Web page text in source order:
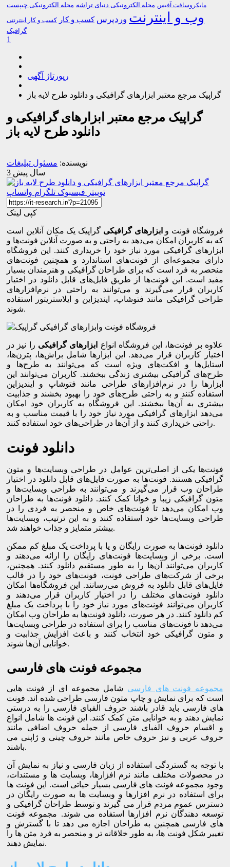
مایکروسافت آفیس مجله الکترونیکی دنیای تراشه مجله الکترونیکی چیپست
وب و اینترنت وردپرس کسب و کار کسب و کار اینترنتی
گرافیک
1
رپورتاژ آگهی
گراپیک مرجع معتبر ابزارهای گرافیکی و دانلود طرح لایه باز
گراپیک مرجع معتبر ابزارهای گرافیکی و
دانلود طرح لایه باز
نویسنده: مسئول تبلیغات
3 سال پیش
توییتر فیسبوک تلگرام واتساپ
کپی لینک
فروشگاه فونت و ابزارهای گرافیکی گراپیک یک مکان آنلاین است
که به کاربران امکان می‌دهد به راحتی و به صورت آنلاین فونت‌ها و
ابزارهای گرافیکی مورد نیاز خود را خریداری کنند. این فروشگاه
دارای مجموعه‌ای از فونت‌های استاندارد و همچنین فونت‌های
منحصر به فرد است که برای طراحان گرافیکی و هنرمندان بسیار
مفید است. این فونت‌ها از طریق فایل‌های قابل دانلود در اختیار
کاربران قرار می‌گیرند و می‌توانند به راحتی در نرم‌افزارهای
طراحی گرافیکی مانند فتوشاپ، ایندیزاین و ایلاستریتور استفاده
شوند.
علاوه بر فونت‌ها، این فروشگاه انواع ابزارهای گرافیکی را نیز در
اختیار کاربران قرار می‌دهد. این ابزارها شامل براش‌ها، پترن‌ها،
استایل‌ها و افکت‌های ویژه است که می‌توانند به طرح‌ها و
طرح‌های گرافیکی بیشتری زندگی ببخشند. کاربران می‌توانند این
ابزارها را در نرم‌افزارهای طراحی مانند فتوشاپ و ایندیزاین
استفاده کنند و به راحتی طرح‌های خود را بهبود بخشند و جذابیت
بیشتری به آن‌ها ببخشند. این فروشگاه به کاربران خود امکان
می‌دهد ابزارهای گرافیکی مورد نیاز خود را با قیمت مناسب و به
راحتی خریداری کنند و از آن‌ها در طراحی‌های خود استفاده کنند.
دانلود فونت
فونت‌ها یکی از اصلی‌ترین عوامل در طراحی وبسایت‌ها و متون
گرافیکی هستند. فونت‌ها به صورت فایل‌های قابل دانلود در اختیار
طراحان وب قرار می‌گیرند و می‌توانند به طراحی وبسایت‌ها و
متون گرافیکی زیبا و خوانا کمک کنند. دانلود فونت‌ها به طراحان
وب امکان می‌دهد تا فونت‌های خاص و منحصر به فردی را در
طراحی وبسایت‌ها خود استفاده کنند و به این ترتیب، وبسایت‌ها
بیشتر متمایز و جذاب خواهند شد.
دانلود فونت‌ها به صورت رایگان و یا با پرداخت یک مبلغ کم ممکن
است. برخی از وبسایت‌ها فونت‌های رایگان را ارائه می‌دهند و
کاربران می‌توانند آن‌ها را به طور مستقیم دانلود کنند. همچنین،
برخی از شرکت‌های طراحی فونت، فونت‌های خود را در قالب
فایل‌های قابل دانلود به فروش می‌رسانند. این فروشگاه‌ها امکان
دانلود فونت‌های مختلف را در اختیار کاربران قرار می‌دهند و
کاربران می‌توانند فونت‌های مورد نیاز خود را با پرداخت یک مبلغ
کم دانلود کنند. در هر صورت، دانلود فونت‌ها به طراحان وب امکان
می‌دهد تا فونت‌های مناسب را برای استفاده در طراحی وبسایت‌ها
و متون گرافیکی خود انتخاب کنند و باعث افزایش جذابیت و
خوانایی آن‌ها شوند.
مجموعه فونت های فارسی
مجموعه فونت های فارسی شامل مجموعه ای از فونت هایی
است که برای نمایش و چاپ متون فارسی طراحی شده اند. فونت
های فارسی باید قادر باشند حروف الفبای فارسی را به درستی
نمایش دهند و به خوانایی متن کمک کنند. این فونت ها شامل انواع
و اقسام حروف الفبای فارسی از جمله حروف اضافی مانند
حروف عربی و نیز حروف خاص مانند حروف چینی و ژاپنی می
باشند.
با توجه به گستردگی استفاده از زبان فارسی و نیاز به نمایش آن
در محصولات مختلف مانند نرم افزارها، وبسایت ها و مستندات،
وجود مجموعه فونت های فارسی بسیار حیاتی است. این فونت ها
برای استفاده در نرم افزارها و وبسایت ها به صورت رایگان در
دسترس عموم مردم قرار می گیرند و توسط طراحان گرافیکی و
توسعه دهندگان نرم افزارها استفاده می شوند. مجموعه فونت
های فارسی همچنین به طراحان اجازه می دهد تا با گسترش و
تغییر شکل فونت ها، به طور خلاقانه تر و منحصر به فرد متن ها را
نمایش دهند.